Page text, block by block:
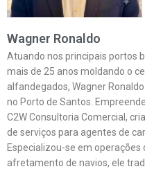
Wagner Ronaldo
Atuando nos principais portos
mais de 25 anos moldando o
alfandegados, Wagner
no Porto de Santos.
C2W Consultoria Comercial,
de serviços para agentes de
Especializou-se em
afretamento de navios, ele